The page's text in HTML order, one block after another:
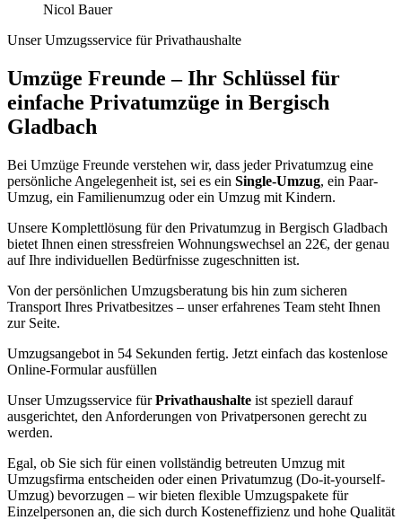
Nicol Bauer
Unser Umzugsservice für Privathaushalte
Umzüge Freunde – Ihr Schlüssel für
einfache Privatumzüge in Bergisch
Gladbach
Bei Umzüge Freunde verstehen wir, dass jeder Privatumzug eine
persönliche Angelegenheit ist, sei es ein Single-Umzug, ein Paar-
Umzug, ein Familienumzug oder ein Umzug mit Kindern.
Unsere Komplettlösung für den Privatumzug in Bergisch Gladbach
bietet Ihnen einen stressfreien Wohnungswechsel an 22€, der genau
auf Ihre individuellen Bedürfnisse zugeschnitten ist.
Von der persönlichen Umzugsberatung bis hin zum sicheren
Transport Ihres Privatbesitzes – unser erfahrenes Team steht Ihnen
zur Seite.
Umzugsangebot in 54 Sekunden fertig. Jetzt einfach das kostenlose
Online-Formular ausfüllen
Unser Umzugsservice fürPrivathaushalte ist speziell darauf
ausgerichtet, den Anforderungen von Privatpersonen gerecht zu
werden.
Egal, ob Sie sich für einen vollständig betreuten Umzug mit
Umzugsfirma entscheiden oder einen Privatumzug (Do-it-yourself-
Umzug) bevorzugen – wir bieten flexible Umzugspakete für
Einzelpersonen an, die sich durch Kosteneffizienz und hohe Qualität